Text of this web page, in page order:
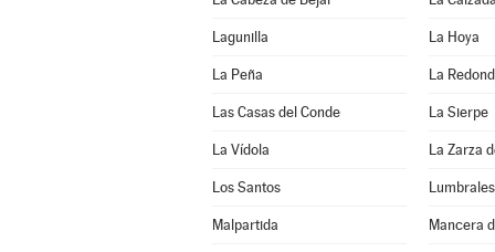
Lagunilla La Hoya
La Peña La
Las Casas del Conde La Sierpe
La Vídola La Zarza
Los Santos Lumbrales
Malpartida Mancera